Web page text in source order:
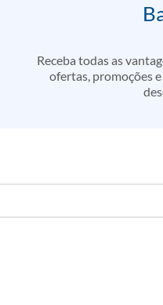
Receba todas as
ofertas, promoções